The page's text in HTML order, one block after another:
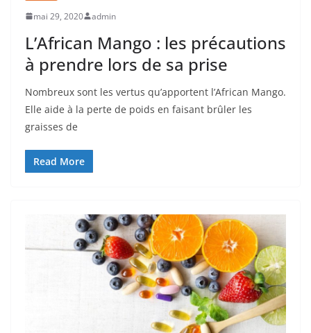
mai 29, 2020 admin
L’African Mango : les précautions
à prendre lors de sa prise
Nombreux sont les vertus qu’apportent l’African Mango.
Elle aide à la perte de poids en faisant brûler les
graisses de
Read More